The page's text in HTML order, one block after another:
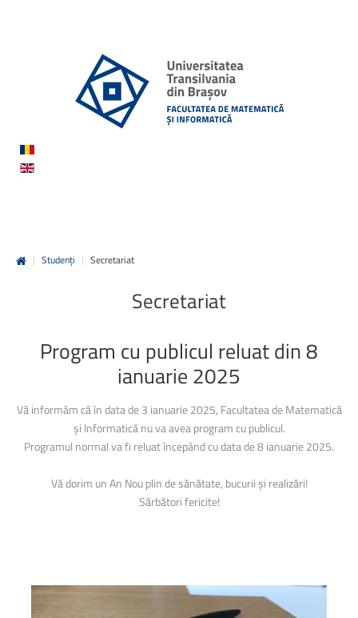
| Studenți | Secretariat
Secretariat
Program cu publicul reluatdin8
ianuarie 2025
Vă informăm că în data de 3 ianuarie 2025, Facultatea de Matematică
și Informatică nu va avea program cu publicul.
Programul normal va fi reluat începând cu data de 8 ianuarie 2025.
Vă dorim un An Nou plin de sănătate, bucurii și realizări!
Sărbători fericite!